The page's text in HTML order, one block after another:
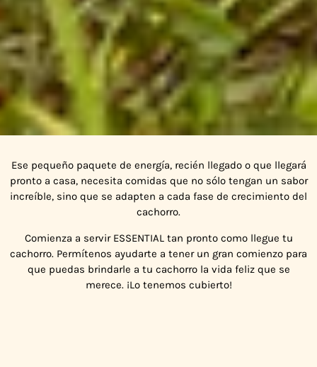
La guía
definitiva para
cachorros
Ese pequeño paquete de energía, recién llegado o que llegará
pronto a casa, necesita comidas que no sólo tengan un sabor
increíble, sino que se adapten a cada fase de crecimiento del
cachorro.
Comienza a servir ESSENTIAL tan pronto como llegue tu
cachorro. Permítenos ayudarte a tener un gran comienzo para
que puedas brindarle a tu cachorro la vida feliz que se
merece. ¡Lo tenemos cubierto!